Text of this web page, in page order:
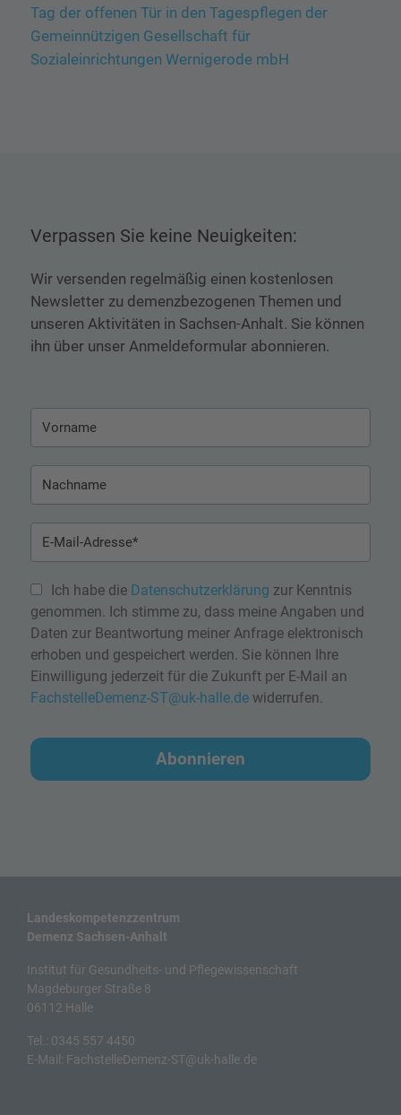
Tag der offenen Tür in den Tagespflegen der
Gemeinnützigen Gesellschaft für
Sozialeinrichtungen Wernigerode mbH
Verpassen Sie keine Neuigkeiten:
Wir versenden regelmäßig einen kostenlosen
Newsletter zu demenzbezogenen Themen und
unseren Aktivitäten in Sachsen-Anhalt. Sie können
ihn über unser Anmeldeformular abonnieren.
Ich habe die Datenschutzerklärung zur Kenntnis
genommen. Ich stimme zu, dass meine Angaben und
Daten zur Beantwortung meiner Anfrage elektronisch
erhoben und gespeichert werden. Sie können Ihre
Einwilligung jederzeit für die Zukunft per E-Mail an
FachstelleDemenz-ST@uk-halle.de widerrufen.
Abonnieren
Landeskompetenzzentrum
Demenz Sachsen-Anhalt
Institut für Gesundheits- und Pflegewissenschaft
Magdeburger Straße 8
06112 Halle
Tel.: 0345 557 4450
E-Mail: FachstelleDemenz-ST@uk-halle.de